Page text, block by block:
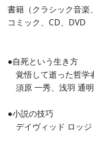
書籍（クラシック音楽
コミック、CD、DVD
●自死という生き方
覚悟して逝った哲学
須原 一秀、浅羽 通明
●小説の技巧
デイヴィッド ロッジ